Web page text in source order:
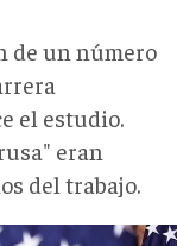
de un número
el estudio.
eran
del trabajo.